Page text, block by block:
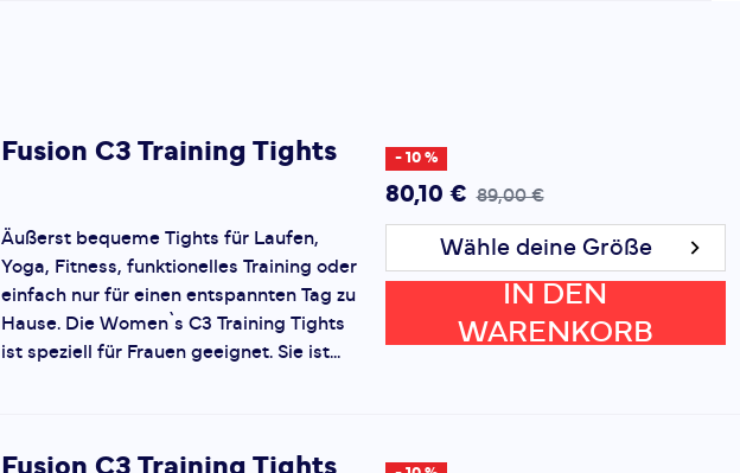
Fusion C3 Training Tights - 10 %
80,10 € 89,00 €
Äußerst bequeme Tights für Laufen,
Yoga, Fitness, funktionelles Training oder
einfach nur für einen entspannten Tag zu
Hause. Die Women`s C3 Training Tights
ist speziell für Frauen geeignet. Sie ist...
Wähle deine Größe
IN DEN
WARENKORB
Fusion C3 Training Tights